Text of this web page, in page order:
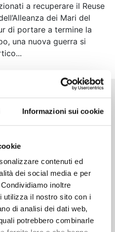
Informazioni sui cookie
contenuti ed
dei social media e per
inoltre
utilizza il nostro sito con i
di analisi dei dati web,
potrebbero combinarle
a recuperare il Reuse
dei Mari del
di portare a termine la
una nuova guerra si
serie